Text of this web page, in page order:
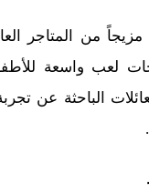
من المتاجر
لعب واسعة
الباحثة عن